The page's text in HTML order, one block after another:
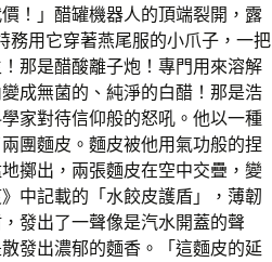
！」醋罐機器人的頂端裂開，露
務用它穿著燕尾服的小爪子，一把
那是醋酸離子炮！專門用來溶解
成無菌的、純淨的白醋！那是浩
家對待信仰般的怒吼。他以一種
團麵皮。麵皮被他用氣功般的捏
擲出，兩張麵皮在空中交疊，變
中記載的「水餃皮護盾」，薄韌
發出了一聲像是汽水開蓋的聲
發出濃郁的麵香。「這麵皮的延